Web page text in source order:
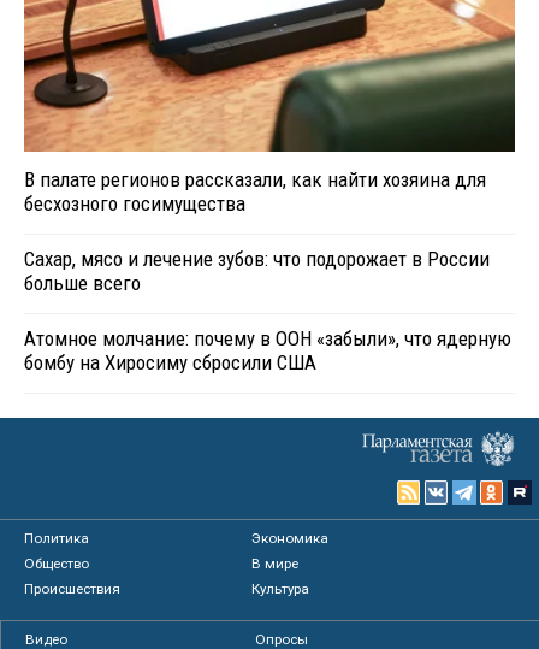
В палате регионов рассказали, как найти хозяина для
бесхозного госимущества
Сахар, мясо и лечение зубов: что подорожает в России
больше всего
Атомное молчание: почему в ООН «забыли», что ядерную
бомбу на Хиросиму сбросили США
Политика
Экономика
Общество
В мире
Происшествия
Культура
Видео
Опросы